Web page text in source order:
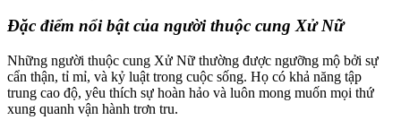
Đặc điểm nổi bật của người thuộc cung Xử Nữ
Những người thuộc cung Xử Nữ thường được ngưỡng mộ bởi sự
cẩn thận, tỉ mỉ, và kỷ luật trong cuộc sống. Họ có khả năng tập
trung cao độ, yêu thích sự hoàn hảo và luôn mong muốn mọi thứ
xung quanh vận hành trơn tru.